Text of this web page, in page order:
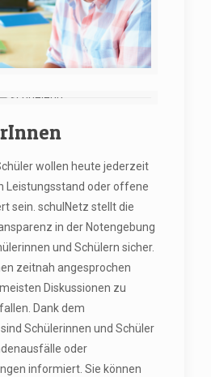
wollen heute jederzeit
Leistungsstand oder offene
sein. schulNetz stellt die
in der Notengebung
und Schülern sicher.
zeitnah angesprochen
Diskussionen zu
Dank dem
Schülerinnen und Schüler
oder
informiert. Sie können